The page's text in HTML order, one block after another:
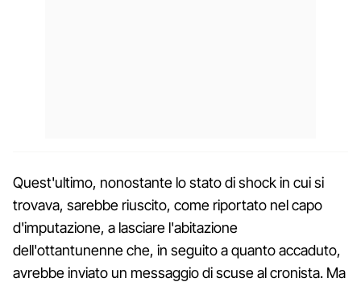
Quest'ultimo, nonostante lo stato di shock in cui si
trovava, sarebbe riuscito, come riportato nel capo
d'imputazione, a lasciare l'abitazione
dell'ottantunenne che, in seguito a quanto accaduto,
avrebbe inviato un messaggio di scuse al cronista. Ma